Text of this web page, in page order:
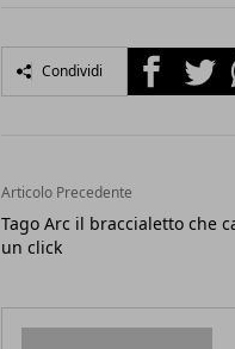
Condividi Facebook
Articolo Precedente
Tago Arc il braccialetto che
un click